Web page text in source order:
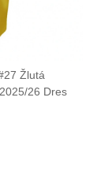
Žlutá
26 Dres